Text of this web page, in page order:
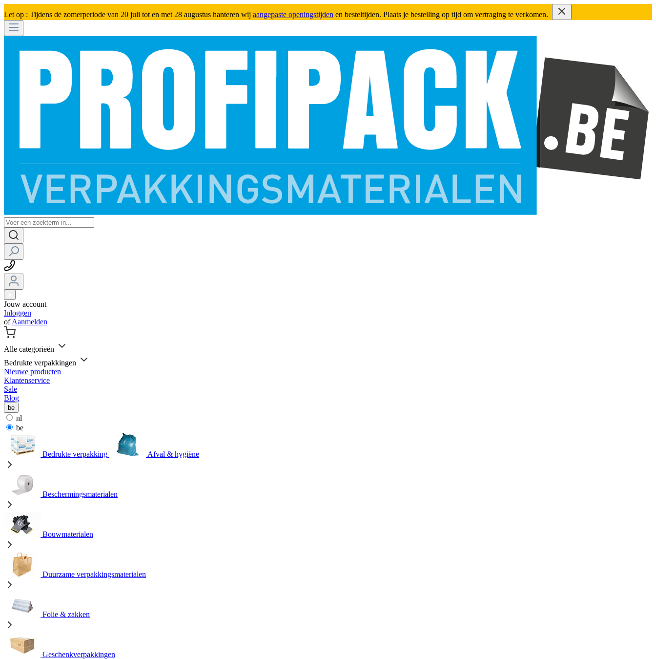
Let op : Tijdens de zomerperiode van 20 juli tot en met 28 augustus hanteren wij aangepaste openingstijden en besteltijden. Plaats je bestelling op tijd om vertraging te verkomen.
Jouw account
Inloggen
ofAanmelden
Alle categorieën
Bedrukte verpakkingen
Nieuwe producten
Klantenservice
Sale
Blog
be
nl
be
Bedrukte verpakking Afval & hygiëne
Beschermingsmaterialen
Bouwmaterialen
Duurzame verpakkingsmaterialen
Folie & zakken
Geschenkverpakkingen